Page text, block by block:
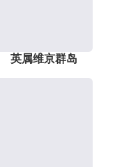
英属维京群岛